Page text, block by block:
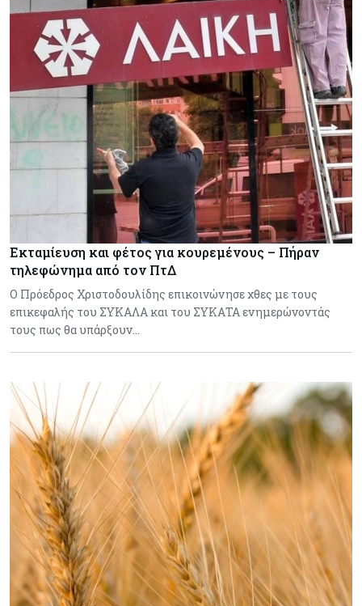
Εκταμίευση και φέτος για κουρεμένους – Πήραν
τηλεφώνημα από τον ΠτΔ
Ο Πρόεδρος Χριστοδουλίδης επικοινώνησε χθες με τους
επικεφαλής του ΣΥΚΑΛΑ και του ΣΥΚΑΤΑ ενημερώνοντάς
τους πως θα υπάρξουν…